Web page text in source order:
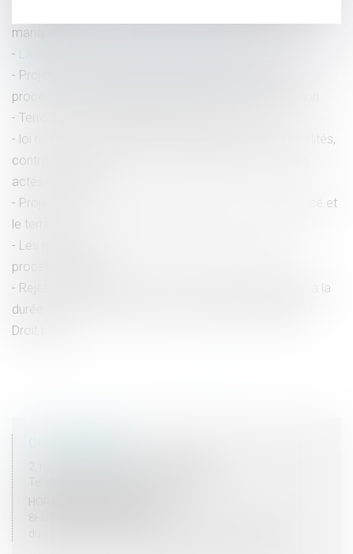
manquer !
La réforme pénale définitivement adoptée
Projet de loi modifiant le #codepénal et le code de
procédure pénale et relatif à la lutte contre la corruption
Terrorisme : quelle perpétuité réelle en France ?
loi relative à la prévention et à la lutte contre les incivilités,
contre les atteintes à la sécurité publique et contre les
actes terroristes...
Projet de loi renforçant la lutte contre le crime organisé et
le terrorisme
Les magistrats vent debout contre la réforme de la
procédure pénale
Rejet d'une QPC portant sur les dispositions relatives à la
durée de la détention provisoire en matière délictuelle -
Droit Lamy